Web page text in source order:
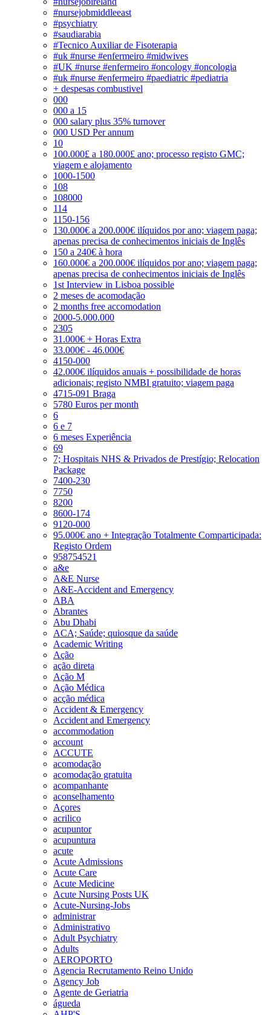
#nursejobmiddleeast
#psychiatry
#saudiarabia
#Tecnico Auxiliar de Fisoterapia
#uk #nurse #enfermeiro #midwives
#UK #nurse #enfermeiro #oncology #oncologia
#uk #nurse #enfermeiro #paediatric #pediatria
+ despesas combustivel
000
000 a 15
000 salary plus 35% turnover
000 USD Per annum
10
100.000£ a 180.000£ ano; processo registo GMC;
viagem e alojamento
1000-1500
108
108000
114
1150-156
130.000€ a 200.000€ ilíquidos por ano; viagem paga;
apenas precisa de conhecimentos iniciais de Inglês
150 a 240€ à hora
160.000€ a 200.000€ ilíquidos por ano; viagem paga;
apenas precisa de conhecimentos iniciais de Inglês
1st Interview in Lisboa possible
2 meses de acomodação
2 months free accomodation
2000-5.000.000
2305
31.000€ + Horas Extra
33.000€ - 46.000€
4150-000
42.000€ ilíquidos anuais + possibilidade de horas
adicionais; registo NMBI gratuito; viagem paga
4715-091 Braga
5780 Euros per month
6
6 e 7
6 meses Experiência
69
7; Hospitais NHS & Privados de Prestígio; Relocation
Package
7400-230
7750
8200
8600-174
9120-000
95.000€ ano + Integração Totalmente Comparticipada:
Registo Ordem
958754521
a&e
A&E Nurse
A&E-Accident and Emergency
ABA
Abrantes
Abu Dhabi
ACA; Saúde; quiosque da saúde
Academic Writing
Ação
ação direta
Ação M
Ação Médica
acção médica
Accident & Emergency
Accident and Emergency
accommodation
account
ACCUTE
acomodação
acomodação gratuita
acompanhante
aconselhamento
Açores
acrilico
acupuntor
acupuntura
acute
Acute Admissions
Acute Care
Acute Medicine
Acute Nursing Posts UK
Acute-Nursing-Jobs
administrar
Administrativo
Adult Psychiatry
Adults
AEROPORTO
Agencia Recrutamento Reino Unido
Agency Job
Agente de Geriatria
águeda